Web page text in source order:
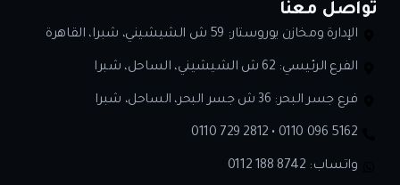
تواصل معنا
الإدارة ومخازن يوروستار: 59 ش الشيشيني، شبرا، القاهرة
الفرع الرئيسي: 62 ش الشيشيني، الساحل، شبرا
فرع جسر البحر: 36 ش جسر البحر، الساحل، شبرا
0110 729 2812 • 0110 096 5162
واتساب:0112 188 8742